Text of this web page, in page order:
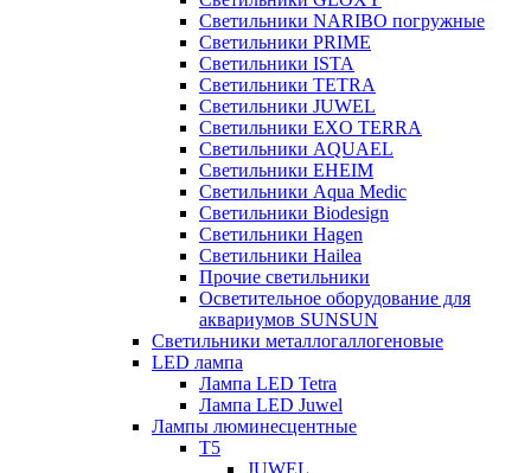
Светильники NARIBO погружные
Светильники PRIME
Светильники ISTA
Светильники TETRA
Светильники JUWEL
Светильники EXO TERRA
Светильники AQUAEL
Светильники EHEIM
Светильники Aqua Medic
Светильники Biodesign
Светильники Hagen
Светильники Hailea
Прочие светильники
Осветительное оборудование для
аквариумов SUNSUN
Светильники металлогаллогеновые
LED лампа
Лампа LED Tetra
Лампа LED Juwel
Лампы люминесцентные
T5
JUWEL